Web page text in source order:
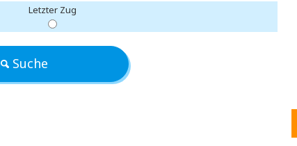
Letzter Zug
Suche